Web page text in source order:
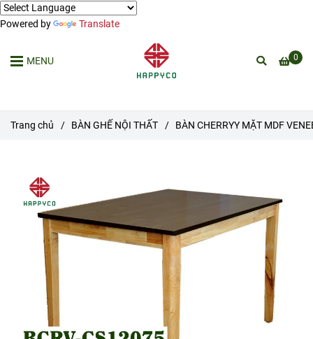
Powered by Translate
0
MENU
Trang chủ / BÀN GHẾ NỘI THẤT / BÀN CHERRYY MẶT MDF